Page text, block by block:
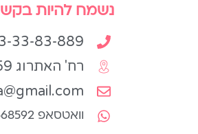
נשמח להיות
33-83-889
רח' האתרוג 59 גבעת זאב
וואטסאפ 0533668592